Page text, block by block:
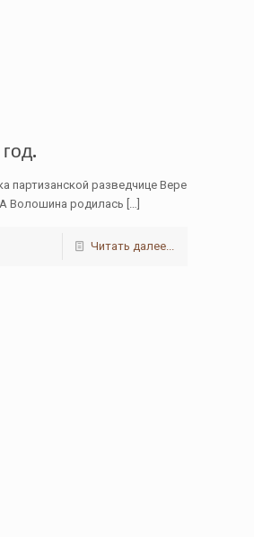
партизанской разведчице Вере
Волошина родилась […]
Читать далее...